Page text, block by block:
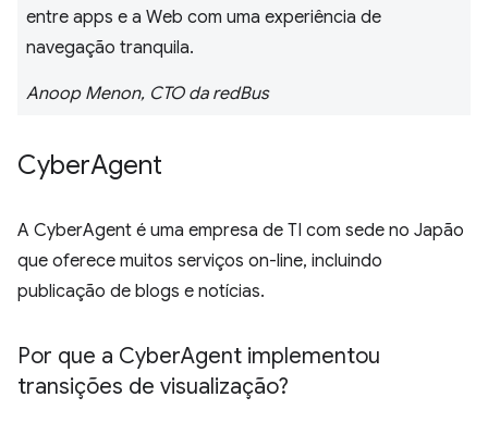
entre apps e a Web com uma experiência de
navegação tranquila.
Anoop Menon, CTO da redBus
CyberAgent
A CyberAgent é uma empresa de TI com sede no Japão
que oferece muitos serviços on-line, incluindo
publicação de blogs e notícias.
Por que a CyberAgent implementou
transições de visualização?